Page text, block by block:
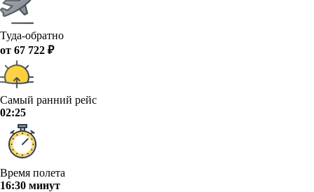
Туда-обратно
от 67 722 ₽
Самый ранний рейс
02:25
Время полета
16:30 минут